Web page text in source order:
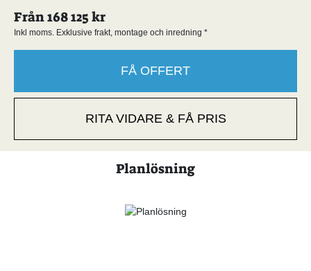
Från 168 125 kr
Inkl moms. Exklusive frakt, montage och inredning *
FÅ OFFERT
RITA VIDARE & FÅ PRIS
Planlösning